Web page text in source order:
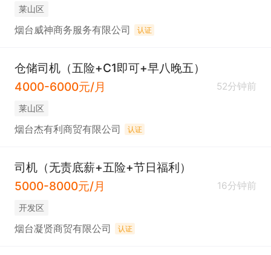
莱山区
烟台威神商务服务有限公司 认证
仓储司机（五险+C1即可+早八晚五）
4000-6000元/月
52分钟前
莱山区
烟台杰有利商贸有限公司 认证
司机（无责底薪+五险+节日福利）
5000-8000元/月
16分钟前
开发区
烟台凝贤商贸有限公司 认证